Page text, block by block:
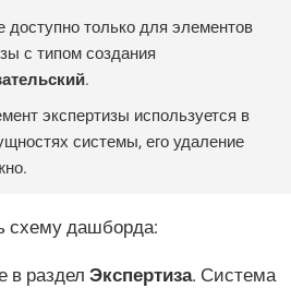
доступно только для элементов
с типом создания
.
экспертизы используется в
системы, его удаление
схему дашборда:
в раздел Экспертиза. Система